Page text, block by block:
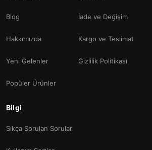
Blog
Hakkımızda
Yeni Gelenler
Popüler Ürünler
İade ve Değişim
Kargo ve Teslimat
Gizlilik Politikası
Bilgi
Sıkça Sorulan Sorular